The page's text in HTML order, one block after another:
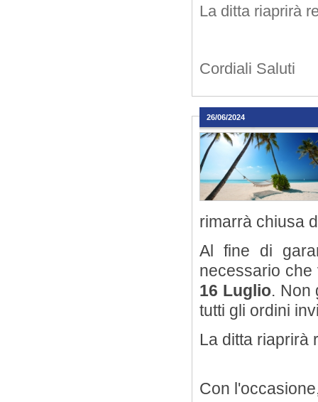
La ditta riaprirà
Cordiali Saluti
26/06/2024
rimarrà chiusa
Al fine di
necessario
16 Luglio. Non
tutti gli ordini
La ditta riaprirà
Con